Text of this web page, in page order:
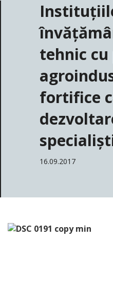
tehnic
fortifice
16.09.2017